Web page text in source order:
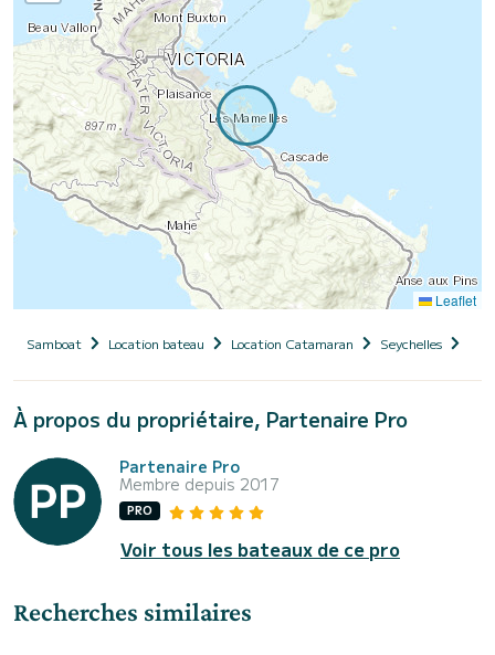
Leaflet
Samboat Location bateau Location Catamaran Seychelles
À propos du propriétaire, Partenaire Pro
Partenaire Pro
Membre depuis 2017
PRO
Voir tous les bateaux de ce pro
Recherches similaires